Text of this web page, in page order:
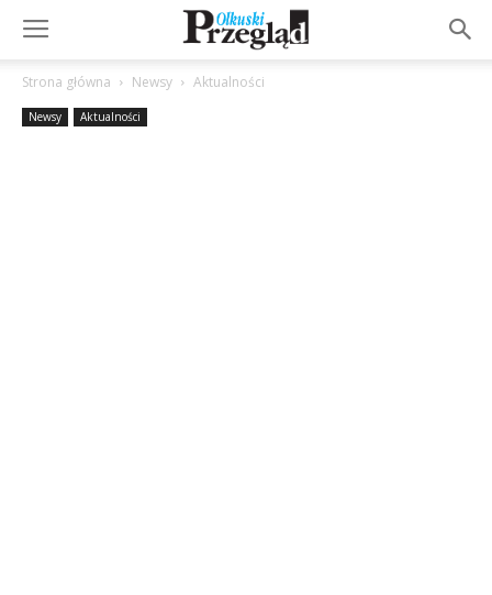
Strona główna Newsy Aktualności
Newsy Aktualności